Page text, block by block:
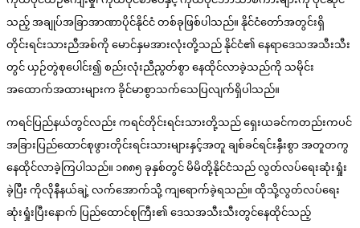
သည့် အချုပ်အခြာအာဏာပိုင်နိုင်ငံ တစ်ခုဖြစ်ပါသည်။ နိုင်ငံတော်အတွင်းရှိ
တိုင်းရင်းသားညီအစ်ကို မောင်နှမအားလုံးတို့သည် နိုင်ငံ၏ နေရာဒေသအသီးသီး
တွင် ယှဉ်တွဲစုပေါင်း၍ စည်းလုံးညီညွတ်စွာ နေထိုင်လာခဲ့သည်ကို သမိုင်း
အထောက်အထားများက ခိုင်မာစွာသက်သေပြလျက်ရှိပါသည်။
ကရင်ပြည်နယ်တွင်လည်း ကရင်တိုင်းရင်းသားတို့သည် ရှေးယခင်ကတည်းကပင်
အခြားပြည်ထောင်စုဖွားတိုင်းရင်းသားများနှင့်အတူ ချစ်ခင်ရင်းနှီးစွာ အတူတကွ
နေထိုင်လာခဲ့ကြပါသည်။ ၁၈၈၅ ခုနှစ်တွင် မိမိတို့နိုင်ငံသည် လွတ်လပ်ရေးဆုံးရှုံး
ခဲ့ပြီး ကိုလိုနီနယ်ချဲ့ လက်အောက်သို့ ကျရောက်ခဲ့ရသည်။ ထိုသို့လွတ်လပ်ရေး
ဆုံးရှုံးပြီးနောက် ပြည်ထောင်စုကြီး၏ ဒေသအသီးသီးတွင်နေထိုင်သည့်